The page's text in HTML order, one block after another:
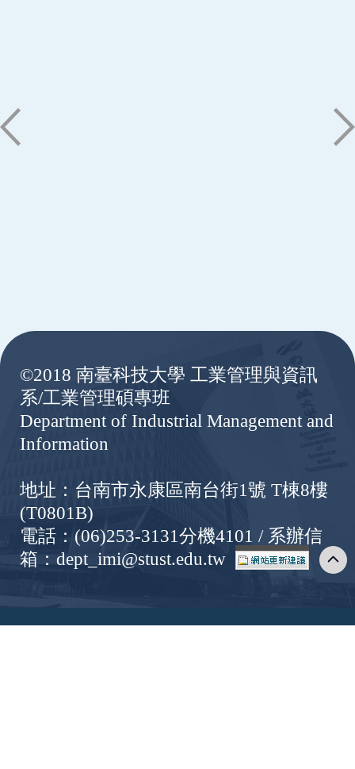
©2018 南臺科技大學 工業管理與資訊
系/工業管理碩專班
Department of Industrial Management and
Information
地址：台南市永康區南台街1號 T棟8樓
(T0801B)
電話：(06)253-3131分機4101 / 系辦信
箱：dept_imi@stust.edu.tw